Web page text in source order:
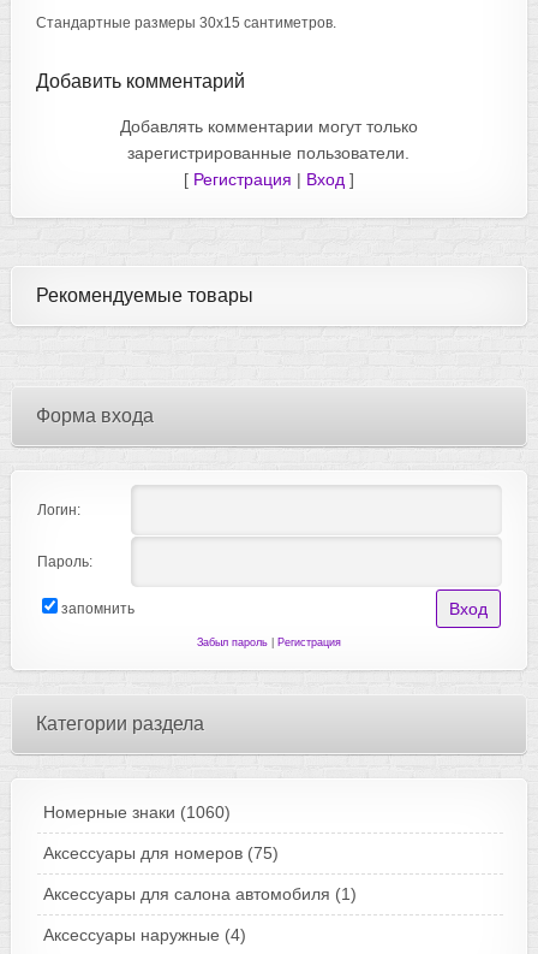
Стандартные размеры 30х15 сантиметров.
Добавить комментарий
Добавлять комментарии могут только
зарегистрированные пользователи.
[ Регистрация | Вход ]
Рекомендуемые товары
Форма входа
Логин:
Пароль:
запомнить
Забыл пароль| Регистрация
Категории раздела
Номерные знаки (1060)
Аксессуары для номеров (75)
Аксессуары для салона автомобиля (1)
Аксессуары наружные (4)